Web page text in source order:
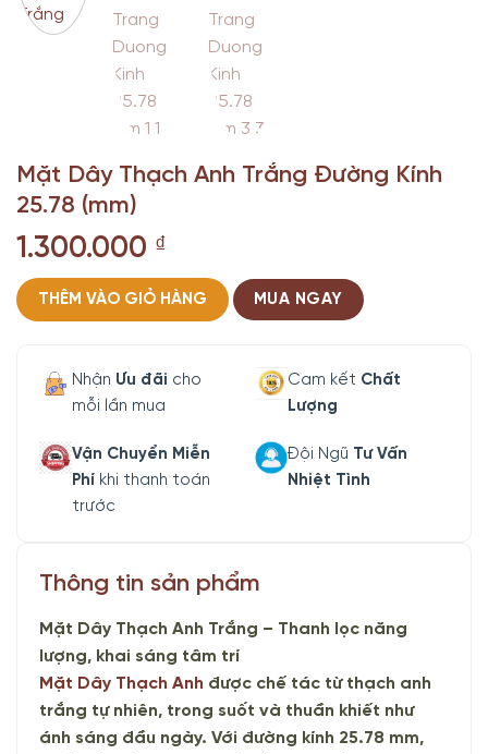
Mặt Dây Thạch Anh Trắng Đường Kính
25.78 (mm)
1.300.000 ₫
THÊM VÀO GIỎ HÀNG MUA NGAY
Nhận Ưu đãi cho
mỗi lần mua
Cam kết Chất
Lượng
Vận Chuyển Miễn
Phí khi thanh toán
trước
Đội Ngũ Tư Vấn
Nhiệt Tình
Thông tin sản phẩm
Mặt Dây Thạch Anh Trắng – Thanh lọc năng
lượng, khai sáng tâm trí
Mặt Dây Thạch Anh được chế tác từ thạch anh
trắng tự nhiên, trong suốt và thuần khiết như
ánh sáng đầu ngày. Với đường kính 25.78 mm,